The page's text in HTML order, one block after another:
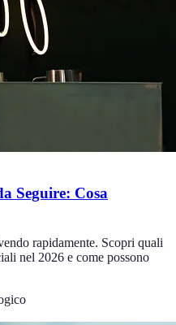
Seguire: Cosa
rapidamente. Scopri quali
nel 2026 e come possono